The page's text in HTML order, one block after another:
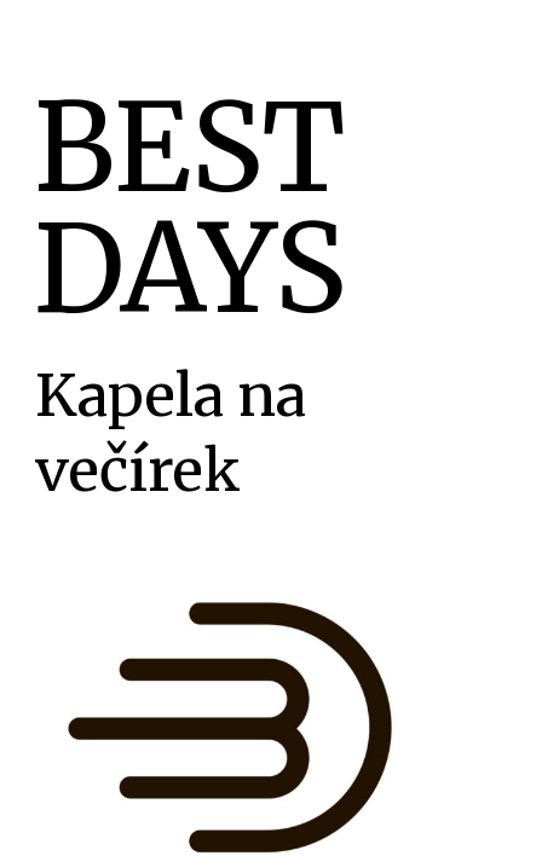
BEST
DAYS
Kapela na
večírek